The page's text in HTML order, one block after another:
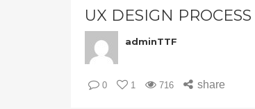
UX DESIGN PROCESS
adminTTF
0 1 716 share